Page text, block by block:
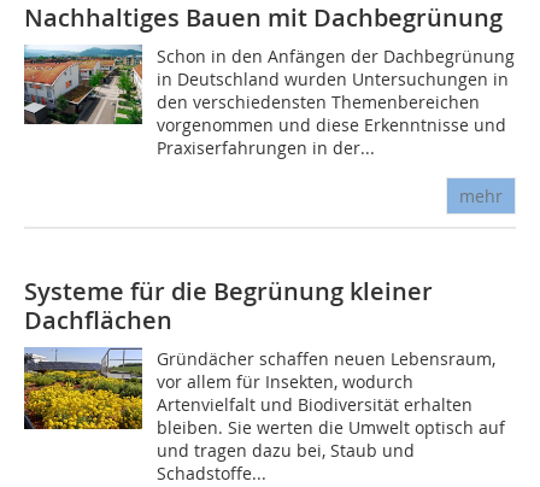
Nachhaltiges Bauen mit Dachbegrünung
Schon in den Anfängen der Dachbegrünung
in Deutschland wurden Untersuchungen in
den verschiedensten Themenbereichen
vorgenommen und diese Erkenntnisse und
Praxiserfahrungen in der...
mehr
Systeme für die Begrünung kleiner
Dachflächen
Gründächer schaffen neuen Lebensraum,
vor allem für Insekten, wodurch
Artenvielfalt und Biodiversität erhalten
bleiben. Sie werten die Umwelt optisch auf
und tragen dazu bei, Staub und
Schadstoffe...